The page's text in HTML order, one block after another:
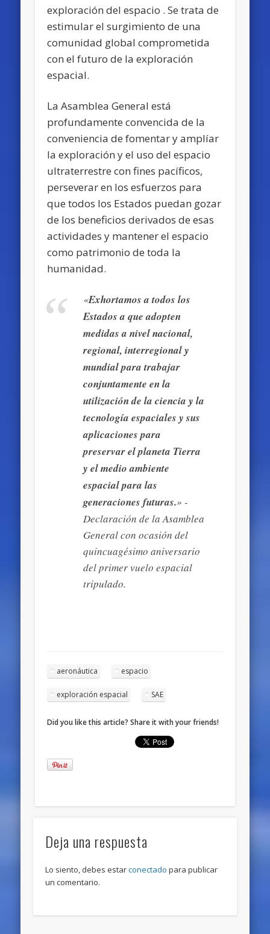
exploración del espacio . Se trata de
estimular el surgimiento de una
comunidad global comprometida
con el futuro de la exploración
espacial.
La Asamblea General está
profundamente convencida de la
conveniencia de fomentar y amplíar
la exploración y el uso del espacio
ultraterrestre con fines pacíficos,
perseverar en los esfuerzos para
que todos los Estados puedan gozar
de los beneficios derivados de esas
actividades y mantener el espacio
como patrimonio de toda la
humanidad.
«Exhortamos a todos los
Estados a que adopten
medidas a nivel nacional,
regional, interregional y
mundial para trabajar
conjuntamente en la
utilización de la ciencia y la
tecnología espaciales y sus
aplicaciones para
preservar el planeta Tierra
y el medio ambiente
espacial para las
generaciones futuras.» -
Declaración de la Asamblea
Generalcon ocasión del
quincuagésimo aniversario
del primer vuelo espacial
tripulado.
aeronáutica espacio
exploración espacial SAE
Did you like this article? Share it with your friends!
Deja una respuesta
Lo siento, debes estarconectado para publicar
un comentario.